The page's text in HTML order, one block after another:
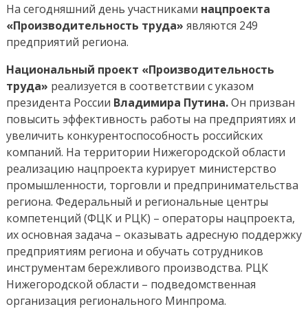
На сегодняшний день участниками нацпроекта
«Производительность труда» являются 249
предприятий региона.
Национальный проект «Производительность
труда» реализуется в соответствии с указом
президента России Владимира Путина.Он призван
повысить эффективность работы на предприятиях и
увеличить конкурентоспособность российских
компаний. На территории Нижегородской области
реализацию нацпроекта курирует министерство
промышленности, торговли и предпринимательства
региона. Федеральный и региональные центры
компетенций (ФЦК и РЦК) – операторы нацпроекта,
их основная задача – оказывать адресную поддержку
предприятиям региона и обучать сотрудников
инструментам бережливого производства. РЦК
Нижегородской области – подведомственная
организация регионального Минпрома.